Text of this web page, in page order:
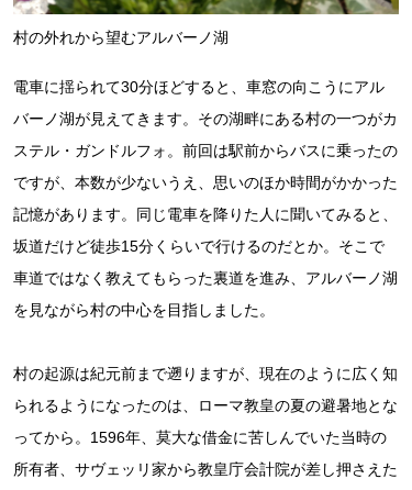
村の外れから望むアルバーノ湖
電車に揺られて30分ほどすると、車窓の向こうにアル
バーノ湖が見えてきます。その湖畔にある村の一つがカ
ステル・ガンドルフォ。前回は駅前からバスに乗ったの
ですが、本数が少ないうえ、思いのほか時間がかかった
記憶があります。同じ電車を降りた人に聞いてみると、
坂道だけど徒歩15分くらいで行けるのだとか。そこで
車道ではなく教えてもらった裏道を進み、アルバーノ湖
を見ながら村の中心を目指しました。
村の起源は紀元前まで遡りますが、現在のように広く知
られるようになったのは、ローマ教皇の夏の避暑地とな
ってから。1596年、莫大な借金に苦しんでいた当時の
所有者、サヴェッリ家から教皇庁会計院が差し押さえた